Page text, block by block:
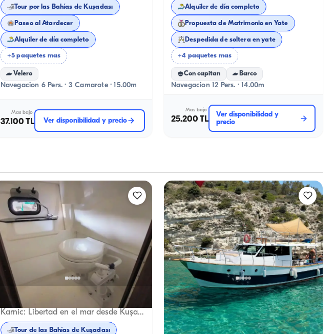
Tour por las Bahías de Kuşadası
Paseo al Atardecer
Alquiler de día completo
+5 paquetes mas
Velero
Navegacion 6 Pers. · 3 Camarote · 15.00m
Mas bajo
37.100 TL Ver disponibilidad y precio
Alquiler de día completo
Propuesta de Matrimonio en Yate
Despedida de soltera en yate
+4 paquetes mas
Con capitan Barco
Navegacion 12 Pers. · 14.00m
Mas bajo
25.200 TL
Ver disponibilidad y
precio
Kuşadası, Aydın Barco nuevo
Karnic: Libertad en el mar desde Kuşadası
Tour de las Bahías de Kuşadası
Kuşadası, Aydın Barco nuevo
Exclusivo motoryacht para 10 personas en Kusadasi
Tour al atardecer